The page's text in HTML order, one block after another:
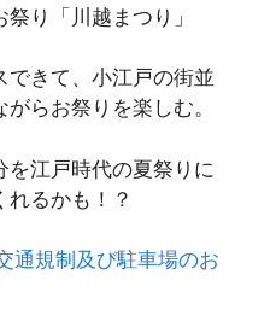
り「川越まつり」
きて、小江戸の街並
らお祭りを楽しむ。
江戸時代の夏祭りに
れるかも！？
通規制及び駐車場のお